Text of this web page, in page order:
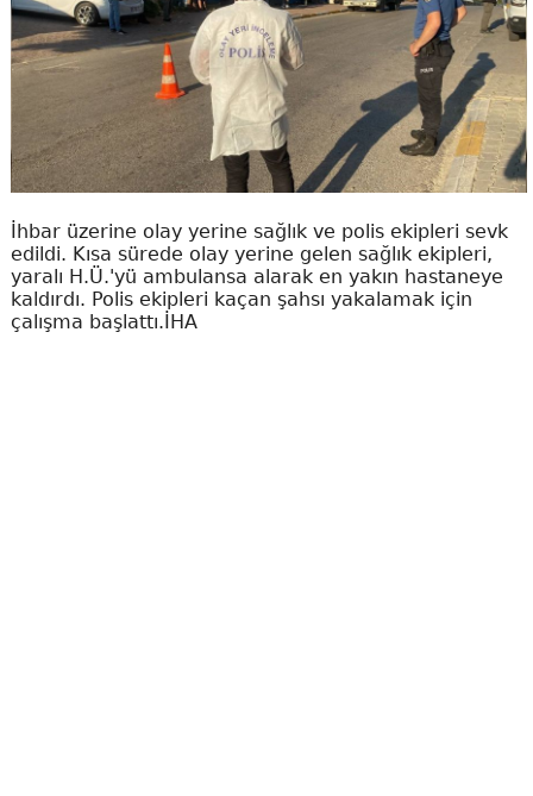
İhbar üzerine olay yerine sağlık ve polis ekipleri sevk
edildi. Kısa sürede olay yerine gelen sağlık ekipleri,
yaralı H.Ü.'yü ambulansa alarak en yakın hastaneye
kaldırdı. Polis ekipleri kaçan şahsı yakalamak için
çalışma başlattı.İHA